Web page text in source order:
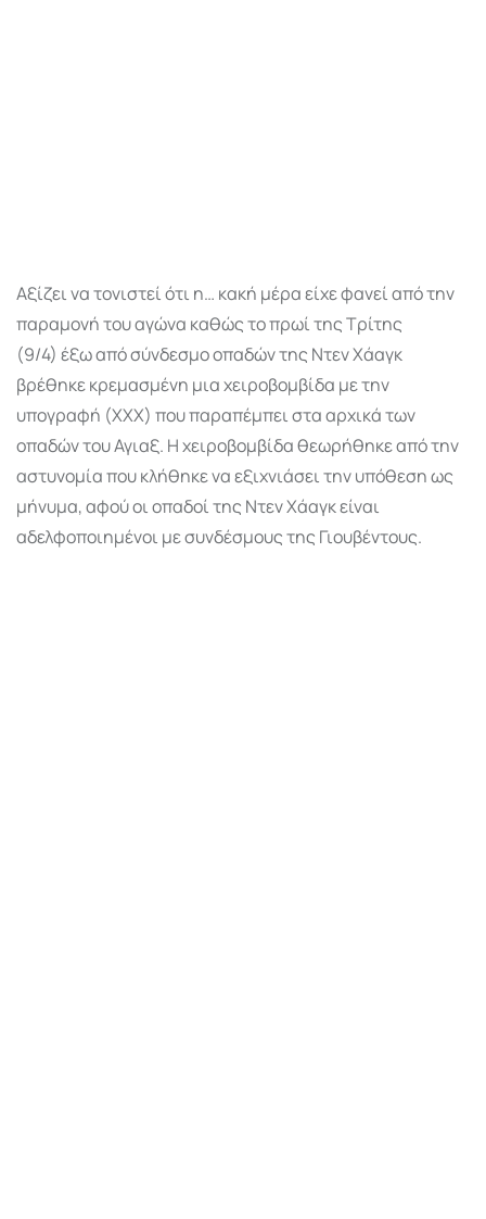
Αξίζει να τονιστεί ότι η… κακή μέρα είχε φανεί από την
παραμονή του αγώνα καθώς το πρωί της Τρίτης
(9/4) έξω από σύνδεσμο οπαδών της Ντεν Χάαγκ
βρέθηκε κρεμασμένη μια χειροβομβίδα με την
υπογραφή (ΧΧΧ) που παραπέμπει στα αρχικά των
οπαδών του Αγιαξ. Η χειροβομβίδα θεωρήθηκε από την
αστυνομία που κλήθηκε να εξιχνιάσει την υπόθεση ως
μήνυμα, αφού οι οπαδοί της Ντεν Χάαγκ είναι
αδελφοποιημένοι με συνδέσμους της Γιουβέντους.